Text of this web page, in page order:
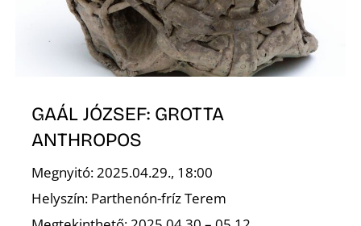
GAÁL JÓZSEF: GROTTA
ANTHROPOS
Megnyitó: 2025.04.29., 18:00
Helyszín: Parthenón-fríz Terem